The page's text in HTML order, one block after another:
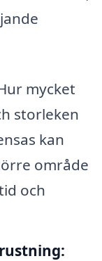
mycket
storleken
kan
område
och